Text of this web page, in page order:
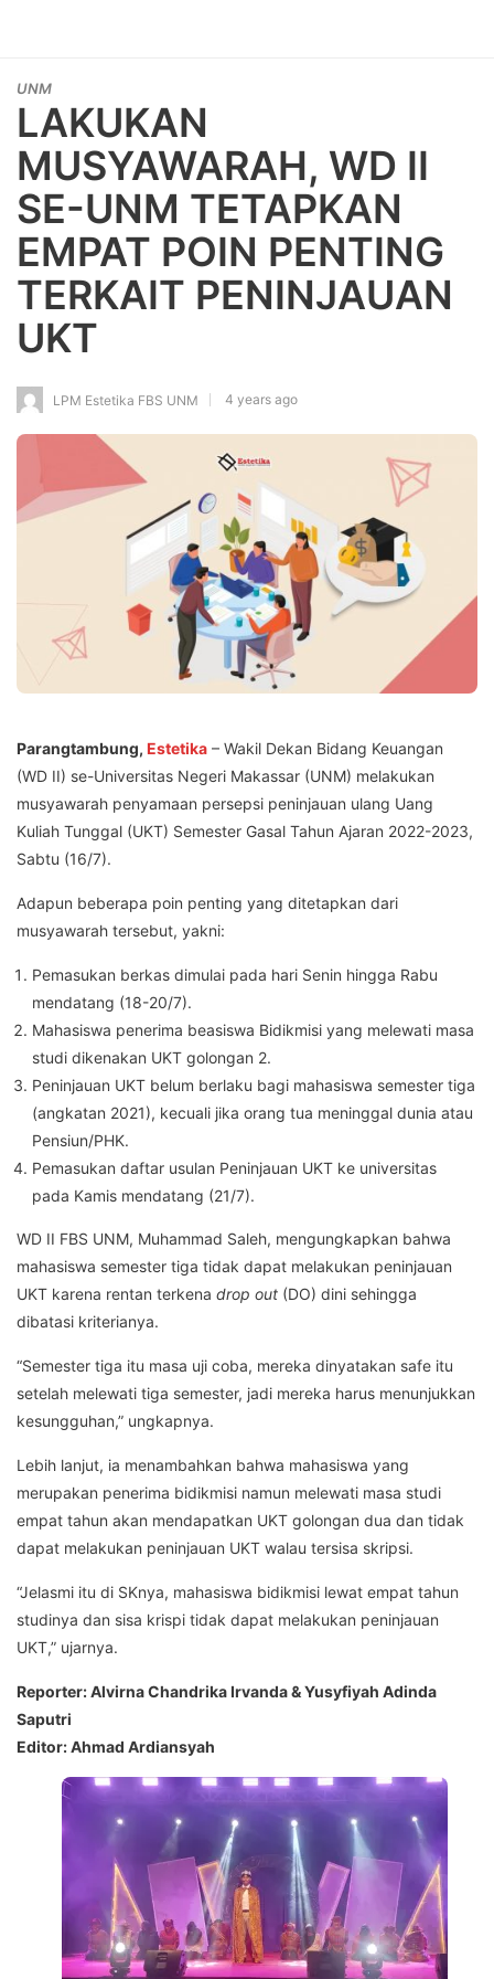
UNM
LAKUKAN
MUSYAWARAH, WD II
SE-UNM TETAPKAN
EMPAT POIN PENTING
TERKAIT PENINJAUAN
UKT
LPM Estetika FBS UNM 4 years ago
Parangtambung, Estetika – Wakil Dekan Bidang Keuangan
(WD II) se-Universitas Negeri Makassar (UNM) melakukan
musyawarah penyamaan persepsi peninjauan ulang Uang
Kuliah Tunggal (UKT) Semester Gasal Tahun Ajaran 2022-2023,
Sabtu (16/7).
Adapun beberapa poin penting yang ditetapkan dari
musyawarah tersebut, yakni:
Pemasukan berkas dimulai pada hari Senin hingga Rabu
mendatang (18-20/7).
Mahasiswa penerima beasiswa Bidikmisi yang melewati masa
studi dikenakan UKT golongan 2.
Peninjauan UKT belum berlaku bagi mahasiswa semester tiga
(angkatan 2021), kecuali jika orang tua meninggal dunia atau
Pensiun/PHK.
Pemasukan daftar usulan Peninjauan UKT ke universitas
pada Kamis mendatang (21/7).
WD II FBS UNM, Muhammad Saleh, mengungkapkan bahwa
mahasiswa semester tiga tidak dapat melakukan peninjauan
UKT karena rentan terkena drop out (DO) dini sehingga
dibatasi kriterianya.
“Semester tiga itu masa uji coba, mereka dinyatakan safe itu
setelah melewati tiga semester, jadi mereka harus menunjukkan
kesungguhan,” ungkapnya.
Lebih lanjut, ia menambahkan bahwa mahasiswa yang
merupakan penerima bidikmisi namun melewati masa studi
empat tahun akan mendapatkan UKT golongan dua dan tidak
dapat melakukan peninjauan UKT walau tersisa skripsi.
“Jelasmi itu di SKnya, mahasiswa bidikmisi lewat empat tahun
studinya dan sisa krispi tidak dapat melakukan peninjauan
UKT,” ujarnya.
Reporter: Alvirna Chandrika Irvanda & Yusyfiyah Adinda
Saputri
Editor: Ahmad Ardiansyah